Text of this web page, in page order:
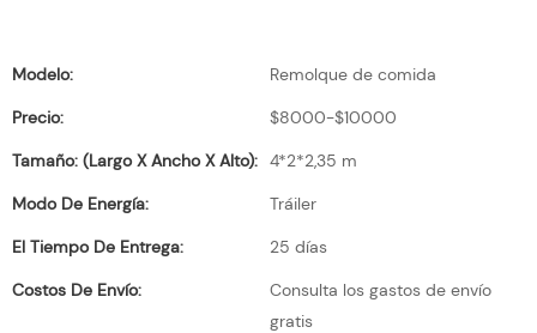
Modelo:
Remolque de comida
Precio:
$8000-$10000
Tamaño: (largo X Ancho X Alto): 4*2*2,35 m
Modo De Energía:
Tráiler
El Tiempo De Entrega:
25 días
Costos De Envío:
Consulta los gastos de envío
gratis